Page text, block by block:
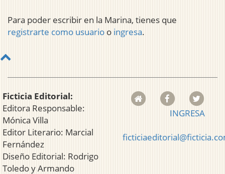
Para poder escribir en la Marina, tienes que
registrarte como usuario o ingresa.
Ficticia Editorial:
Editora Responsable:
Mónica Villa
Editor Literario: Marcial
Fernández
Diseño Editorial: Rodrigo
Toledo y Armando
INGRESA